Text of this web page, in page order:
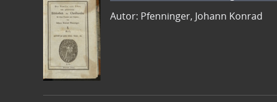
Autor: Pfenninger, Johann Konrad